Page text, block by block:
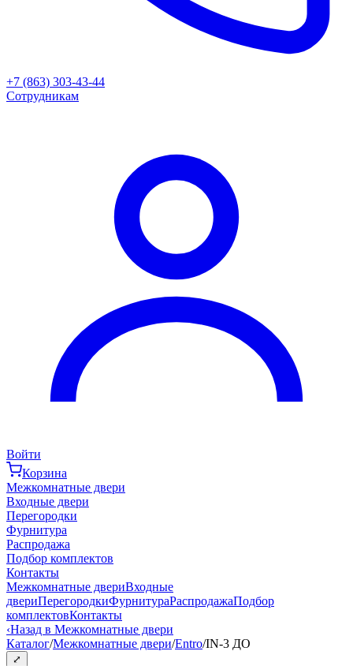
+7 (863) 303-43-44
Сотрудникам
Войти
Корзина
Межкомнатные двери
Входные двери
Перегородки
Фурнитура
Распродажа
Подбор комплектов
Контакты
Межкомнатные двериВходные
двериПерегородкиФурнитураРаспродажаПодбор
комплектовКонтакты
‹Назад в Межкомнатные двери
Каталог/Межкомнатные двери/Entro/IN-3 ДО
⤢